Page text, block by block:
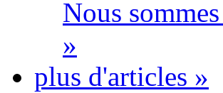
Nous
»
plus d'articles »